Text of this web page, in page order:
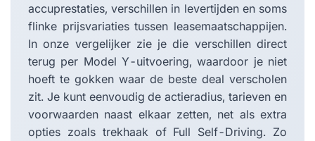
accuprestaties, verschillen in levertijden en soms
flinke prijsvariaties tussen leasemaatschappijen.
In onze vergelijker zie je die verschillen direct
terug per Model Y-uitvoering, waardoor je niet
hoeft te gokken waar de beste deal verscholen
zit. Je kunt eenvoudig de actieradius, tarieven en
voorwaarden naast elkaar zetten, net als extra
opties zoals trekhaak of Full Self-Driving. Zo